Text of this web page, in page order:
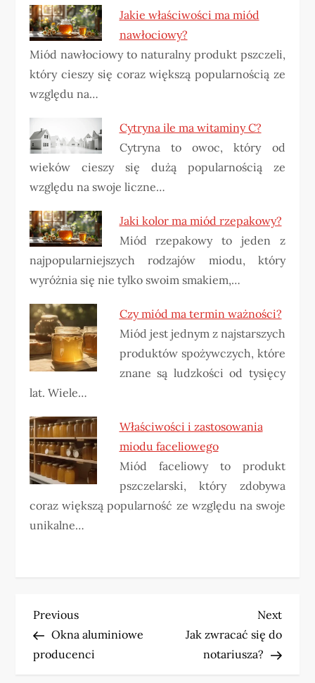
Jakie właściwości ma miód
nawłociowy?
Miód nawłociowy to naturalny produkt pszczeli,
który cieszy się coraz większą popularnością ze
względu na…
Cytryna ile ma witaminy C?
Cytryna to owoc, który od
wieków cieszy się dużą popularnością ze
względu na swoje liczne…
Jaki kolor ma miód rzepakowy?
Miód rzepakowy to jeden z
najpopularniejszych rodzajów miodu, który
wyróżnia się nie tylko swoim smakiem,…
Czy miód ma termin ważności?
Miód jest jednym z najstarszych
produktów spożywczych, które
znane są ludzkości od tysięcy
lat. Wiele…
Właściwości i zastosowania
miodu faceliowego
Miód faceliowy to produkt
pszczelarski, który zdobywa
coraz większą popularność ze względu na swoje
unikalne…
N
a
Previous
Post
Previous
Okna aluminiowe
producenci
Next
Post
Next
Jak zwracać się do
notariusza?